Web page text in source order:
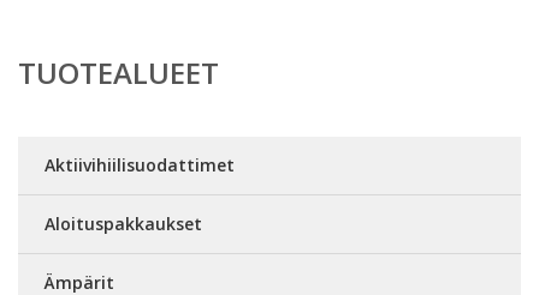
TUOTEALUEET
Aktiivihiilisuodattimet
Aloituspakkaukset
Ämpärit